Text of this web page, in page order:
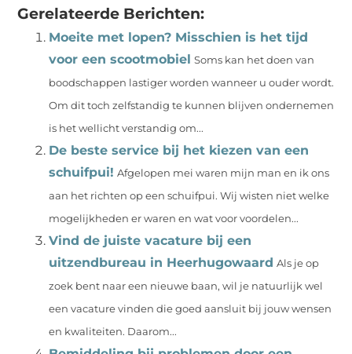
Gerelateerde Berichten:
Moeite met lopen? Misschien is het tijd
voor een scootmobiel Soms kan het doen van
boodschappen lastiger worden wanneer u ouder wordt.
Om dit toch zelfstandig te kunnen blijven ondernemen
is het wellicht verstandig om...
De beste service bij het kiezen van een
schuifpui! Afgelopen mei waren mijn man en ik ons
aan het richten op een schuifpui. Wij wisten niet welke
mogelijkheden er waren en wat voor voordelen...
Vind de juiste vacature bij een
uitzendbureau in Heerhugowaard Als je op
zoek bent naar een nieuwe baan, wil je natuurlijk wel
een vacature vinden die goed aansluit bij jouw wensen
en kwaliteiten. Daarom...